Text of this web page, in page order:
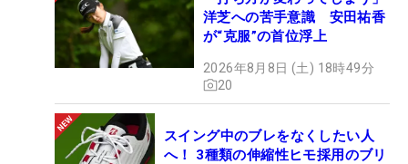
洋芝への苦手意識 安田祐香
が“克服”の首位浮上
2026年8月8日 (土) 18時49分
20
スイング中のブレをなくしたい人
へ！ 3種類の伸縮性ヒモ採用のブリ